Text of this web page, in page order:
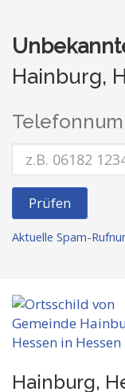
Hainburg,
Prüfen
Aktuelle Spam-
Hainburg,